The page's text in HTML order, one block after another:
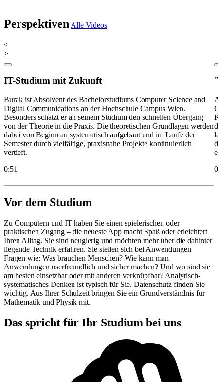
Perspektiven Alle Videos
<
>
IT-Studium mit Zukunft
Burak ist Absolvent des Bachelorstudiums Computer Science and
Digital Communications an der Hochschule Campus Wien.
Besonders schätzt er an seinem Studium den schnellen Übergang
von der Theorie in die Praxis. Die theoretischen Grundlagen werden
dabei von Beginn an systematisch aufgebaut und im Laufe der
Semester durch vielfältige, praxisnahe Projekte kontinuierlich
vertieft.
0:51
Vor dem Studium
Zu Computern und IT haben Sie einen spielerischen oder
praktischen Zugang – die neueste App macht Spaß oder erleichtert
Ihren Alltag. Sie sind neugierig und möchten mehr über die dahinter
liegende Technik erfahren. Sie stellen sich bei Anwendungen
Fragen wie: Was brauchen Menschen? Wie kann man
Anwendungen userfreundlich und sicher machen? Und wo sind sie
am besten einsetzbar oder mit anderen verknüpfbar? Analytisch-
systematisches Denken ist typisch für Sie. Datenschutz finden Sie
wichtig. Aus Ihrer Schulzeit bringen Sie ein Grundverständnis für
Mathematik und Physik mit.
Das spricht für Ihr Studium bei uns